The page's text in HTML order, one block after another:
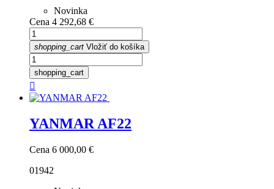
Novinka
Cena 4 292,68 €
shopping_cart Vložiť do košíka
shopping_cart

YANMAR AF22
Cena 6 000,00 €
01942